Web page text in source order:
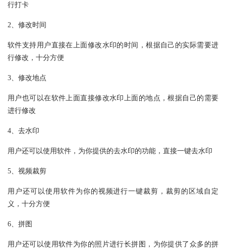
行打卡
2、修改时间
软件支持用户直接在上面修改水印的时间，根据自己的实际需要进
行修改，十分方便
3、修改地点
用户也可以在软件上面直接修改水印上面的地点，根据自己的需要
进行修改
4、去水印
用户还可以使用软件，为你提供的去水印的功能，直接一键去水印
5、视频裁剪
用户还可以使用软件为你的视频进行一键裁剪，裁剪的区域自定
义，十分方便
6、拼图
用户还可以使用软件为你的照片进行长拼图，为你提供了众多的拼